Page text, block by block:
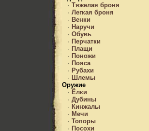
· Тяжелая броня
· Легкая броня
· Венки
· Наручи
· Обувь
· Перчатки
· Плащи
· Поножи
· Пояса
· Рубахи
· Шлемы
Оружие
· Ёлки
· Дубины
· Кинжалы
· Мечи
· Топоры
· Посохи